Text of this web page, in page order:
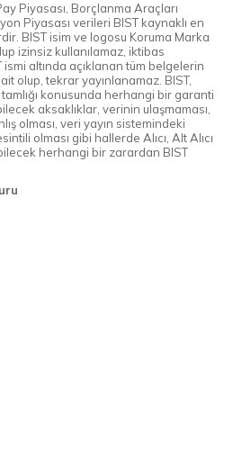
Piyasası, Borçlanma Araçları
Piyasası verileri BIST kaynaklı en
BIST isim ve logosu Koruma Marka
izinsiz kullanılamaz, iktibas
altında açıklanan tüm belgelerin
olup, tekrar yayınlanamaz. BIST,
konusunda herhangi bir garanti
aksaklıklar, verinin ulaşmaması,
olması, veri yayın sistemindeki
olması gibi hallerde Alıcı, Alt Alıcı
herhangi bir zarardan BIST